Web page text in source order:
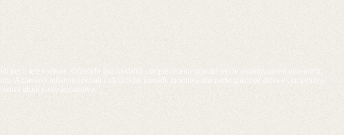
il terzo settore. Offrendo una modalità completamente gratuita per le organizzazioni non-profit,
Attraverso missioni speciali e classifiche mensili, incentiva una partecipazione attiva e competitiva.
alcun costo aggiuntivo.